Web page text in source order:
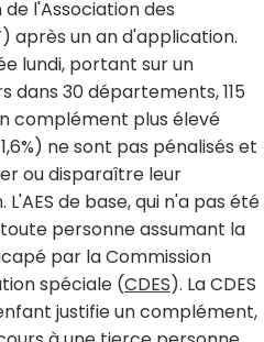
de l'Association des
après un an d'application.
lundi, portant sur un
dans 30 départements, 115
complément plus élevé
ne sont pas pénalisés et
ou disparaître leur
de base, qui n'a pas été
personne assumant la
par la Commission
spéciale (CDES). La CDES
justifie un complément,